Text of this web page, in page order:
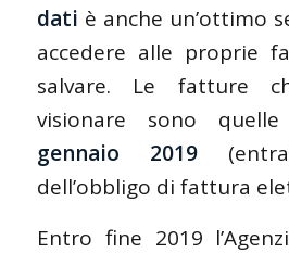
dati è anche un’ottimo
accedere alle proprie
salvare. Le fatture
visionare sono
gennaio 2019
dell’obbligo di fattura
Entro fine 2019